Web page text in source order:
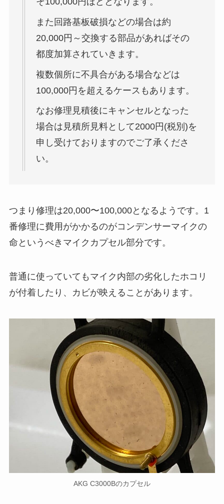
また回路基板破損などの場合は約
20,000円～交換する部品があればその
都度加算されていきます。
複数個所に不具合がある場合などは
100,000円を超えるケースもあります。
なお修理見積後にキャンセルとなった
場合は見積所見料として2000円(税別)を
申し受けておりますのでご了承くださ
い。
つまり修理は20,000〜100,000となるようです。1
番修理に費用がかかるのがコンデンサーマイクの
命というべきマイクカプセル部分です。
普通に使っていてもマイク内部の劣化したホコリ
が付着したり、カビが映えることがあります。
AKG C3000Bのカプセル